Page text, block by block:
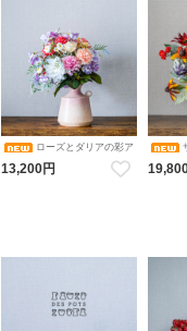
ローズとダリアの彩ア
レンジメント 花瓶アレンジメ
ント 造花 アーティフィシャル
13,200円
ンジメ